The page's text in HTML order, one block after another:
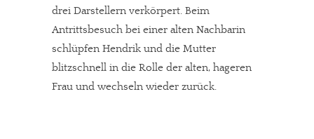
drei Darstellern verkörpert. Beim
Antrittsbesuch bei einer alten Nachbarin
schlüpfen Hendrik und die Mutter
blitzschnell in die Rolle der alten, hageren
Frau und wechseln wieder zurück.